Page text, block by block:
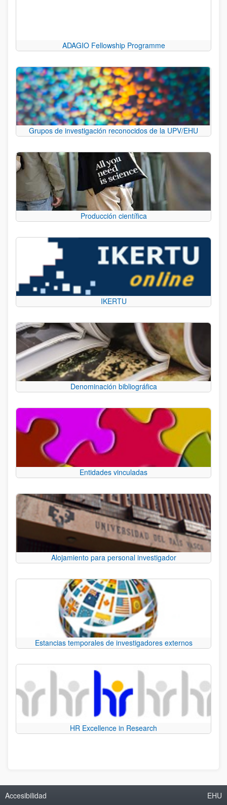
ADAGIO Fellowship Programme
Grupos de investigación reconocidos de la UPV/EHU
Producción científica
IKERTU
Denominación bibliográfica
Entidades vinculadas
Alojamiento para personal investigador
Estancias temporales de investigadores externos
HR Excellence in Research
Accesibilidad EHU